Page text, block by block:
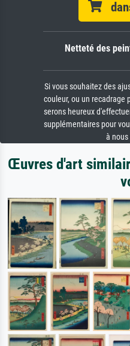
Netteté des
Si vous souhaitez des
couleur, ou un recadrage
serons heureux
supplémentaires pour
à
Œuvres d'art